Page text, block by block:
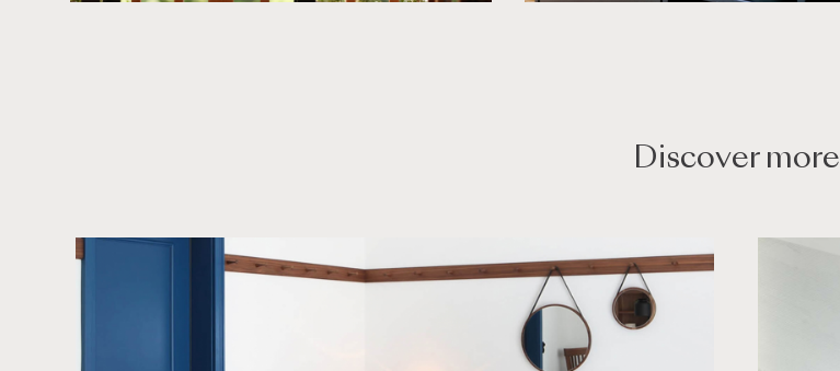
Discover more